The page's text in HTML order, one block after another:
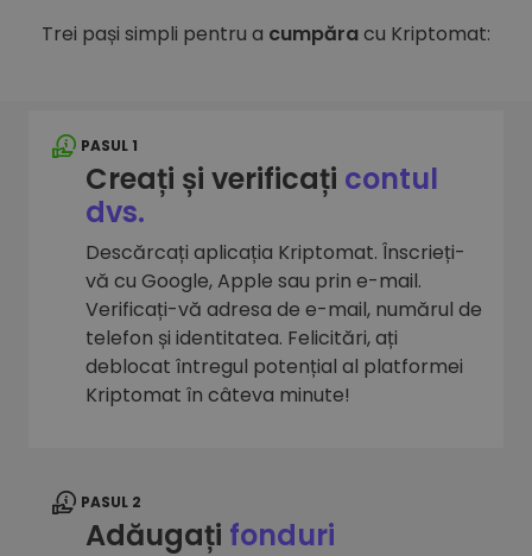
Trei pași simpli pentru a cumpăracu Kriptomat:
PASUL 1
Creați și verificați contul
dvs.
Descărcați aplicația Kriptomat. Înscrieți-
vă cu Google, Apple sau prin e-mail.
Verificați-vă adresa de e-mail, numărul de
telefon și identitatea. Felicitări, ați
deblocat întregul potențial al platformei
Kriptomat în câteva minute!
PASUL 2
Adăugați fonduri